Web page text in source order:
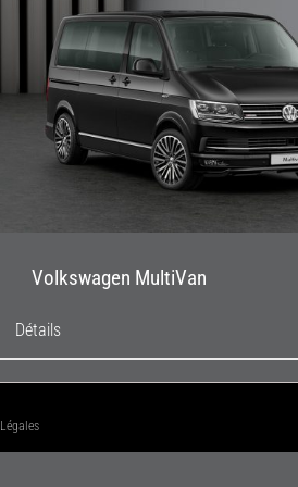
Volkswagen MultiVan
Détails